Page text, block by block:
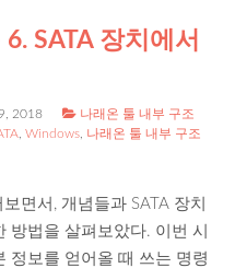
SATA 장치에서
2018
나래온 툴 내부 구조
,Windows 나래온 툴 내부 구조
면서, 개념들과 SATA 장치
방법을 살펴보았다. 이번 시
정보를 얻어올 때 쓰는 명령